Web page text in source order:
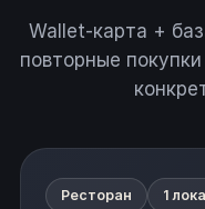
Wallet-карта +
повторные
Ресторан 1